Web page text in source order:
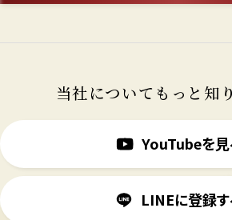
当社についてもっと知
YouTubeを見
LINEに登録す